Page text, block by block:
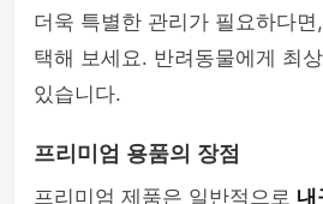
더욱 특별한 관리가 필요하다
택해 보세요. 반려동물에게 최
있습니다.
프리미엄 용품의 장점
프리미엄 제품은 일반적으로 내